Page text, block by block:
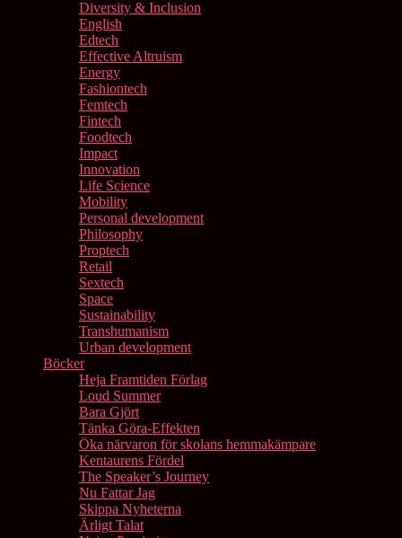
Diversity & Inclusion
English
Edtech
Effective Altruism
Energy
Fashiontech
Femtech
Fintech
Foodtech
Impact
Innovation
Life Science
Mobility
Personal development
Philosophy
Proptech
Retail
Sextech
Space
Sustainability
Transhumanism
Urban development
Böcker
Heja Framtiden Förlag
Loud Summer
Bara Gjört
Tänka Göra-Effekten
Öka närvaron för skolans hemmakämpare
Kentaurens Fördel
The Speaker’s Journey
Nu Fattar Jag
Skippa Nyheterna
Ärligt Talat